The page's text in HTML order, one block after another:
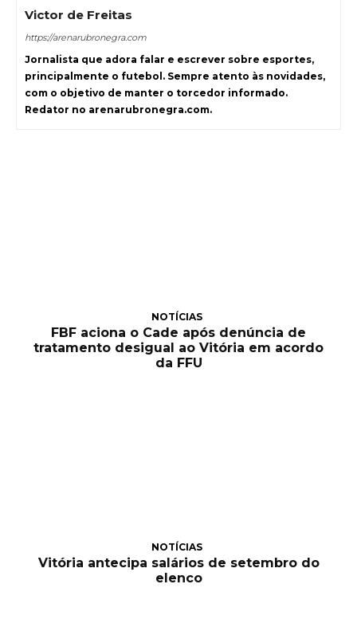
Victor de Freitas
https://arenarubronegra.com
Jornalista que adora falar e escrever sobre esportes,
principalmente o futebol. Sempre atento às novidades,
com o objetivo de manter o torcedor informado.
Redator no arenarubronegra.com.
NOTÍCIAS
FBF aciona o Cade após denúncia de
tratamento desigual ao Vitória em acordo
da FFU
NOTÍCIAS
Vitória antecipa salários de setembro do
elenco